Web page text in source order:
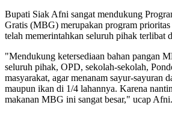
Bupati Siak Afni sangat mendukung
Gratis (MBG) merupakan program
telah memerintahkan seluruh pihak terlibat
"Mendukung ketersediaan bahan pangan
seluruh pihak, OPD, sekolah-sekolah,
masyarakat, agar menanam sayur-sayuran
maupun ikan di 1/4 lahannya. Karena
makanan MBG ini sangat besar," ucap Afni.